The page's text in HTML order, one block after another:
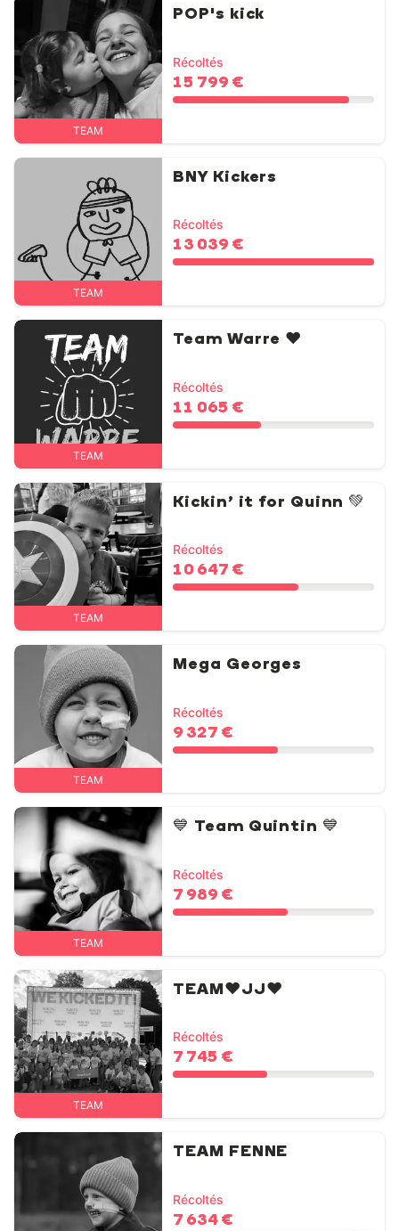
TEAM
POP's kick
Récoltés
15 799 €
TEAM
BNY Kickers
Récoltés
13 039 €
TEAM
Team Warre ❤️
Récoltés
11 065 €
TEAM
Kickin’ it for Quinn 💚
Récoltés
10 647 €
TEAM
Mega Georges
Récoltés
9 327 €
TEAM
💙 Team Quintin 💙
Récoltés
7 989 €
TEAM
TEAM❤️JJ❤️
Récoltés
7 745 €
TEAM FENNE
Récoltés
7 634 €